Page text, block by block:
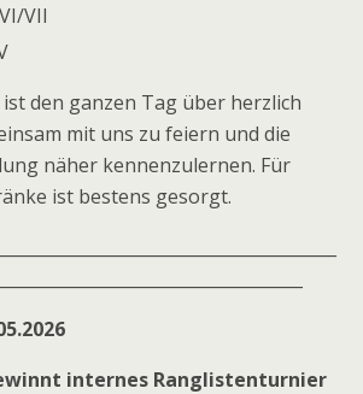
VII
den ganzen Tag über herzlich
mit uns zu feiern und die
näher kennenzulernen. Für
ist bestens gesorgt.
internes Ranglistenturnier